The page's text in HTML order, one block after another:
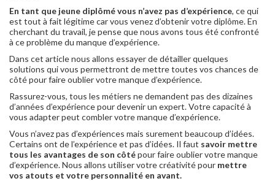
En tant que jeune diplômé vous n’avez pas d’expérience, ce qui
est tout à fait légitime car vous venez d’obtenir votre diplôme. En
cherchant du travail, je pense que nous avons tous été confronté
à ce problème du manque d’expérience.
Dans cet article nous allons essayer de détailler quelques
solutions qui vous permettront de mettre toutes vos chances de
côté pour faire oublier votre manque d’expérience.
Rassurez-vous, tous les métiers ne demandent pas des dizaines
d’années d’expérience pour devenir un expert. Votre capacité à
vous adapter peut combler votre manque d’expérience.
Vous n’avez pas d’expériences mais surement beaucoup d’idées.
Certains ont de l’expérience et pas d’idées. Il faut savoir mettre
tous les avantages de son côtépour faire oublier votre manque
d’expérience. Nous allons utiliser votre créativité pour mettre
vos atouts et votre personnalité en avant.